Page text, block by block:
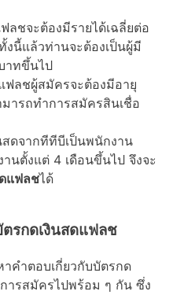
ลชจะต้องมีรายได้เฉลี่ยต่อ
งนี้แล้วท่านจะต้องเป็นผู้มี
าทขึ้นไป
ฟลชผู้สมัครจะต้องมีอายุ
ารถทำการสมัครสินเชื่อ
ดจากทีทีบีเป็นพนักงาน
นตั้งแต่ 4 เดือนขึ้นไป จึงจะ
แฟลชได้
รกดเงินสดแฟลช
คำตอบเกี่ยวกับบัตรกด
ารสมัครไปพร้อม ๆ กัน ซึ่ง